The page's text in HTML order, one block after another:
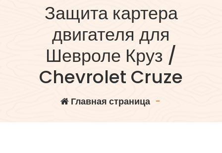
Защита картера
двигателя для
Шевроле Круз /
Chevrolet Cruze
Главная страница-